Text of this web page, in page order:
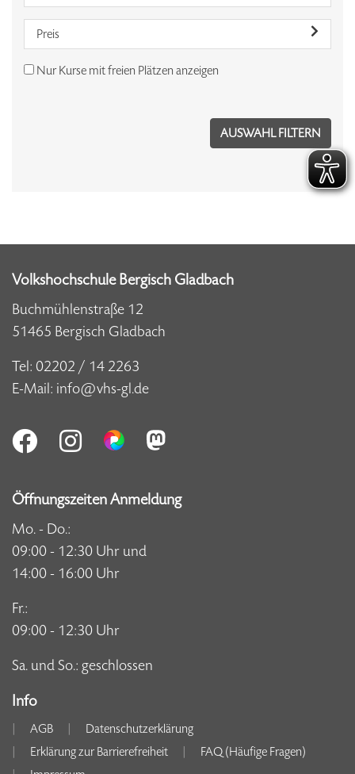
Preis
Nur Kurse mit freien Plätzen anzeigen
Volkshochschule Bergisch Gladbach
Buchmühlenstraße 12
51465 Bergisch Gladbach
Tel: 02202 / 14 2263
E-Mail: info@vhs-gl.de
Öffnungszeiten Anmeldung
Mo. - Do.:
09:00 - 12:30 Uhr und
14:00 - 16:00 Uhr
Fr.:
09:00 - 12:30 Uhr
Sa. und So.: geschlossen
Info
AGB
Datenschutzerklärung
Erklärung zur Barrierefreiheit
FAQ (Häufige Fragen)